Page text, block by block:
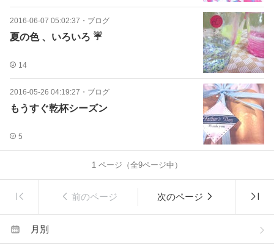
2016-06-07 05:02:37 ・ ブログ
夏の色 、いろいろ ☔
14
2016-05-26 04:19:27 ・ ブログ
もうすぐ乾杯シーズン
5
1 ページ（全9ページ中）
前のページ 次のページ
月別